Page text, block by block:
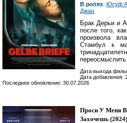
В ролях: Юсуф
Джан
Брак Дерьи и
после того,
произвола
Стамбул к
Дата выхода
Дата добавления:
Последнее обновление: 30.07.2026
Проси У Меня
Захочешь (2024)